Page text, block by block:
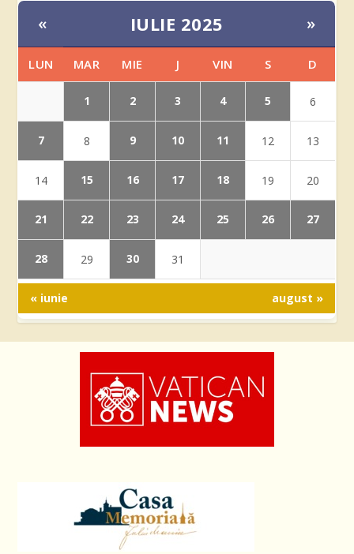
« IULIE 2025 »
LUN MAR MIE J VIN S D
1 2 3 4 5 6
7 8 9 10 11 12 13
14 15 16 17 18 19 20
21 22 23 24 25 26 27
28 29 30 31
« iunie august »